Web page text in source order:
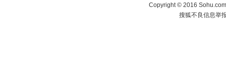
Copyright©2016
搜狐不良信息举